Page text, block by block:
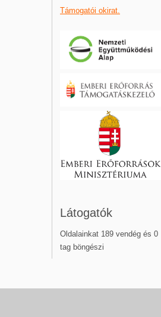
Támogatói okirat.
Látogatók
Oldalainkat 189 vendég és 0
tag böngészi